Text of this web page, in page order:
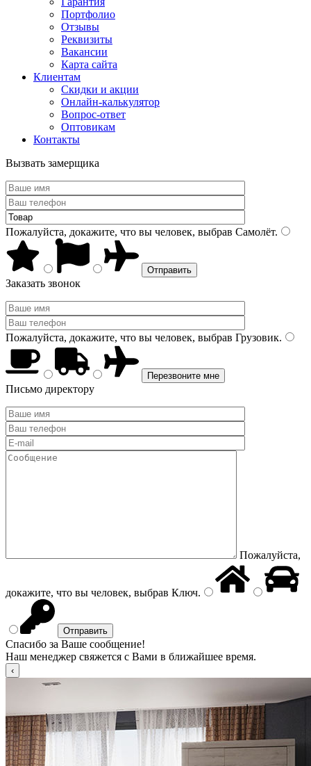
Портфолио
Отзывы
Реквизиты
Вакансии
Карта сайта
Клиентам
Скидки и акции
Онлайн-калькулятор
Вопрос-ответ
Оптовикам
Контакты
Вызвать замерщика
Пожалуйста, докажите, что вы человек, выбрав Самолёт.
Заказать звонок
Пожалуйста, докажите, что вы человек, выбрав Грузовик.
Письмо директору
Пожалуйста,
докажите, что вы человек, выбрав Ключ.
Спасибо за Ваше сообщение!
Наш менеджер свяжется с Вами в ближайшее время.